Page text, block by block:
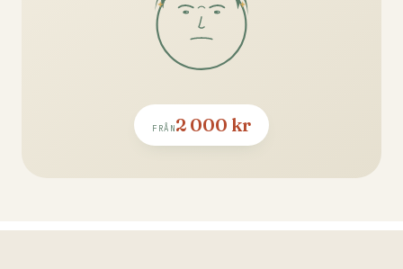
FRÅN2 000 kr